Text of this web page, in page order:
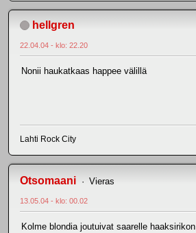
hellgren
22.04.04 - klo: 22.20
Nonii haukatkaas happee välillä
Lahti Rock City
Otsomaani Vieras
13.05.04 - klo: 00.02
Kolme blondia joutuivat saarelle